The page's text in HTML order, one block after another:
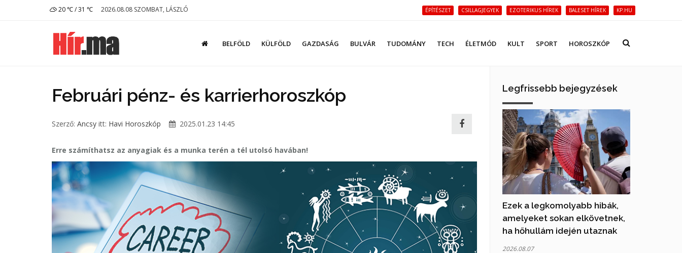
20 ℃ / 31 ℃ 2026.08.08 SZOMBAT, LÁSZLÓ ÉPÍTÉSZET CSILLAGJEGYEK EZOTERIKUS HÍREK BALESET HÍREK KP.HU
BELFÖLD KÜLFÖLD GAZDASÁG BULVÁR TUDOMÁNY TECH ÉLETMÓD KULT SPORT HOROSZKÓP
Februári pénz- és karrierhoroszkóp
Szerző: Ancsy itt: Havi Horoszkóp 2025.01.23 14:45
Erre számíthatsz az anyagiak és a munka terén a tél utolsó havában!
Legfrissebb bejegyzések
Ezek a legkomolyabb hibák,
amelyeket sokan elkövetnek,
ha hőhullám idején utaznak
2026.08.07